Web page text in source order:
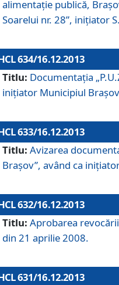
alimentaţie publică,
Soarelui nr. 28”, iniţiator
634/16.12.2013
Titlu: Documentaţia
iniţiator Municipiul
633/16.12.2013
Titlu: Avizarea
Braşov”, având ca
632/16.12.2013
Titlu: Aprobarea
din 21 aprilie 2008.
631/16.12.2013